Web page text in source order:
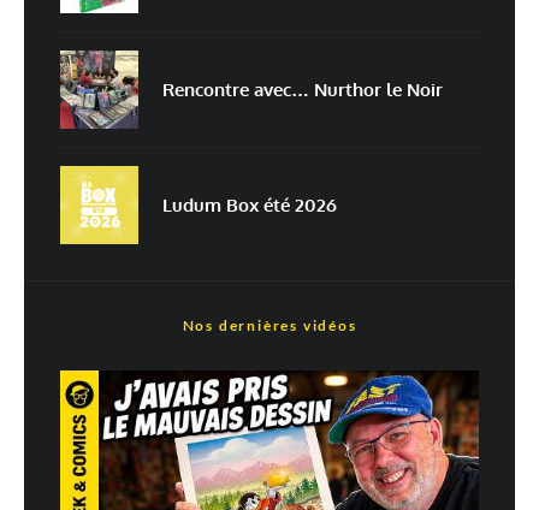
Prévenez-moi de tous les nouveaux articles par e-mail.
traitées
Rencontre avec… Nurthor le Noir
Ludum Box été 2026
Nos dernières vidéos